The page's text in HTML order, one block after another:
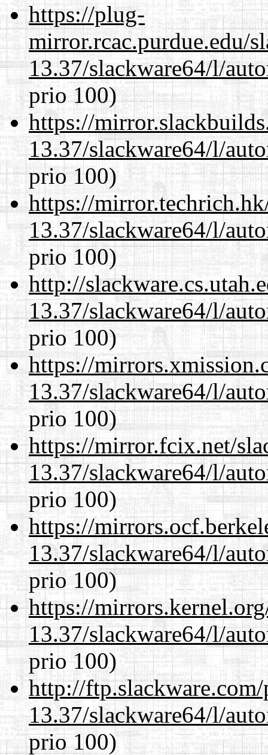
https://plug-
mirror.rcac.purdue.edu/
13.37/slackware64/l/
prio 100)
https://
13.37/slackware64/l/
prio 100)
https://
13.37/slackware64/l/
prio 100)
http://
13.37/slackware64/l/
prio 100)
https://
13.37/slackware64/l/
prio 100)
https://mirror.fcix.net/
13.37/slackware64/l/
prio 100)
https://
13.37/slackware64/l/
prio 100)
https://
13.37/slackware64/l/
prio 100)
http://
13.37/slackware64/l/
prio 100)